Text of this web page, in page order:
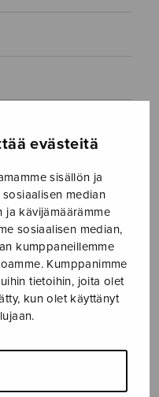
evästeitä
sisällön ja
median
ja kävijämäärämme
sosiaalisen median,
kumppaneillemme
Kumppanimme
tietoihin, joita olet
kun olet käyttänyt